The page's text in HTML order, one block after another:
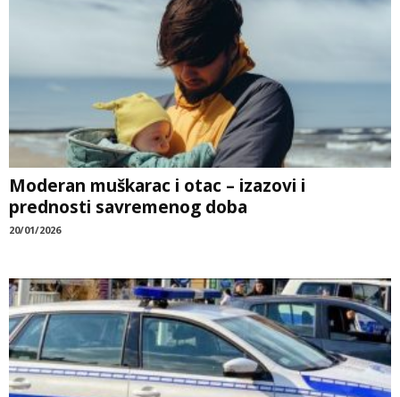
Moderan muškarac i otac – izazovi i
prednosti savremenog doba
20/01/2026